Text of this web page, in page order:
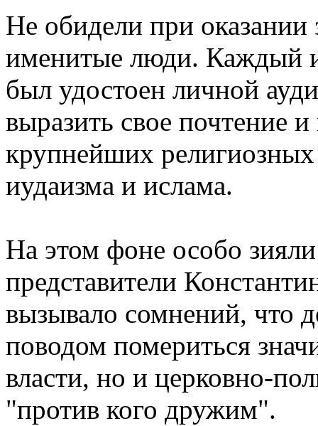
Не обидели при оказании
именитые люди. Каждый
был удостоен личной
выразить свое почтение
крупнейших
иудаизма и ислама.
На этом фоне особо
представители
вызывало сомнений, что
поводом помериться
власти, но и церковно-
"против кого дружим".